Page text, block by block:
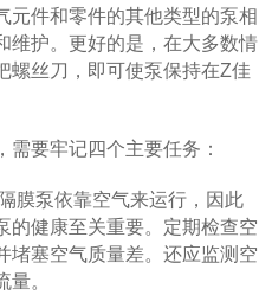
元件和零件的其他类型的泵相
维护。更好的是，在大多数情
螺丝刀，即可使泵保持在Z佳
要牢记四个主要任务：
泵依靠空气来运行，因此
的健康至关重要。定期检查空
堵塞空气质量差。还应监测空
。